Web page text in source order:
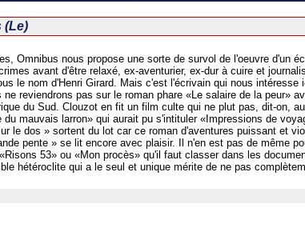
(Le)
Omnibus nous propose une sorte de survol de l'oeuvre d'un
avant d'être relaxé, ex-aventurier, ex-dur à cuire et
le nom d'Henri Girard. Mais c'est l'écrivain qui nous
reviendrons pas sur le roman phare «Le salaire de la peur»
du Sud. Clouzot en fit un film culte qui ne plut pas, dit-on,
mauvais larron» qui aurait pu s'intituler «Impressions de
le dos » sortent du lot car ce roman d'aventures puissant et
pente » se lit encore avec plaisir. Il n'en est pas de même
53» ou «Mon procès» qu'il faut classer dans les
hétéroclite qui a le seul et unique mérite de ne pas